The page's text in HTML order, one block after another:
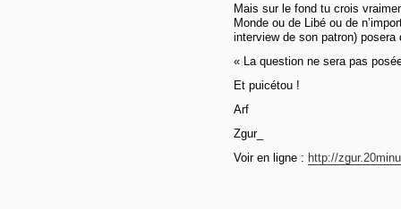
Mais sur le fond tu crois
Monde ou de Libé ou de
interview de son patron)
« La question ne sera pas
Et puicétou !
Arf
Zgur_
Voir en ligne : http://